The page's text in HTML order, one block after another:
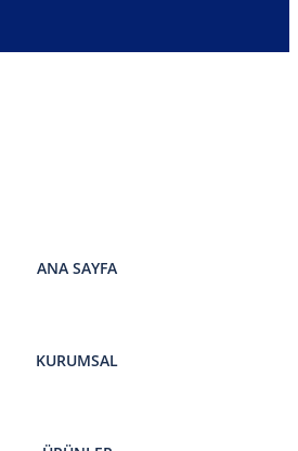
ANA SAYFA
KURUMSAL